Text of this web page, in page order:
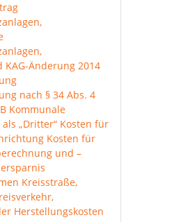
KAG-Änderung 2014
nach § 34 Abs. 4
Kommunale
„Dritter“ Kosten für
Kosten für
und –
Kreisstraße,
Herstellungskosten